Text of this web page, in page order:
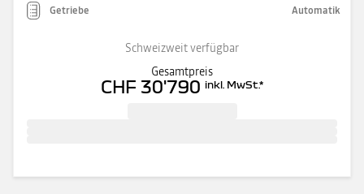
Getriebe Automatik
Schweizweit verfügbar
Gesamtpreis
CHF 30'790 inkl. MwSt.*